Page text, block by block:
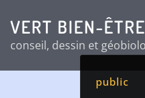
content
VERT BIEN-ÊTRE
conseil, dessin et
public